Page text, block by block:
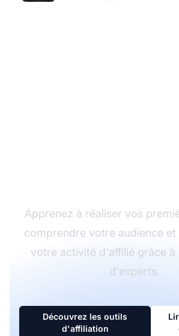
Apprenez à réaliser vos
comprendre votre audience
votre activité d'affilié grâce à
d'experts.
Découvrez les outils
d'affiliation